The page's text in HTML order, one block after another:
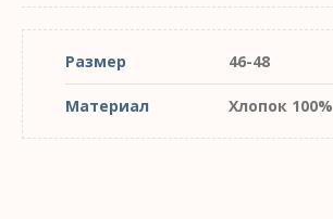
Размер 46-48
Материал Хлопок 100%